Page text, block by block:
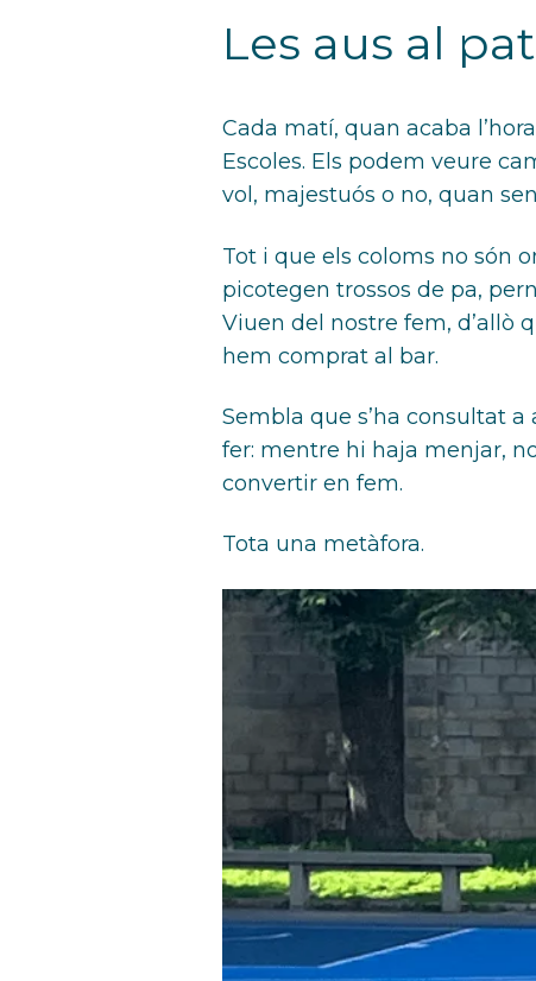
Les aus al
Cada matí, quan acaba
Escoles. Els podem veure
vol, majestuós o no, quan
Tot i que els coloms no són
picotegen trossos de pa,
Viuen del nostre fem, d’allò
hem comprat al bar.
Sembla que s’ha consultat
fer: mentre hi haja menjar,
convertir en fem.
Tota una metàfora.